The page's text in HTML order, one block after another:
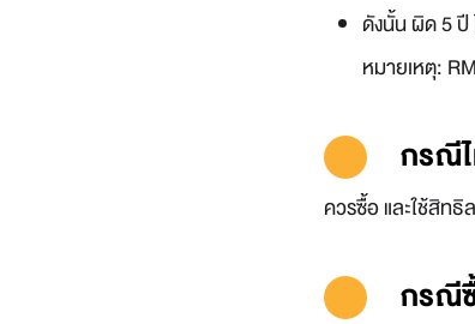
ดังนั้น ผิด 5
หมายเหตุ:
กรณี
ควรซื้อ และใช้สิทธิ
กรณี